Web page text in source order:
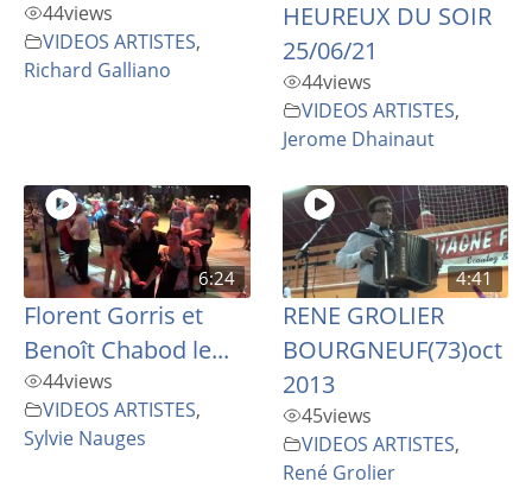
44views
VIDEOS ARTISTES,
Richard Galliano
HEUREUX DU SOIR
25/06/21
44views
VIDEOS ARTISTES,
Jerome Dhainaut
6:24
Florent Gorris et
Benoît Chabod le...
44views
VIDEOS ARTISTES,
Sylvie Nauges
4:41
RENE GROLIER
BOURGNEUF(73)oct
2013
45views
VIDEOS ARTISTES,
René Grolier